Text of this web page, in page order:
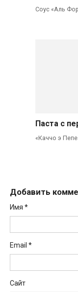
Соус «Аль
Паста с
«Каччо э
Добавить
Имя *
Email *
Сайт